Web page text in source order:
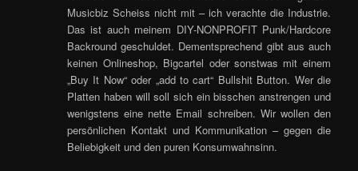
Musicbiz Scheiss nicht mit – ich verachte die Industrie.
Das ist auch meinem DIY-NONPROFIT Punk/Hardcore
Backround geschuldet. Dementsprechend gibt aus auch
keinen Onlineshop, Bigcartel oder sonstwas mit einem
„Buy It Now“ oder „add to cart“ Bullshit Button. Wer die
Platten haben will soll sich ein bisschen anstrengen und
wenigstens eine nette Email schreiben. Wir wollen den
persönlichen Kontakt und Kommunikation – gegen die
Beliebigkeit und den puren Konsumwahnsinn.